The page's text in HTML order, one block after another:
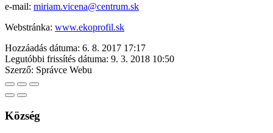
e-mail: miriam.vicena@centrum.sk
Webstránka: www.ekoprofil.sk
Hozzáadás dátuma: 6. 8. 2017 17:17
Legutóbbi frissítés dátuma: 9. 3. 2018 10:50
Szerző: Správce Webu
Község